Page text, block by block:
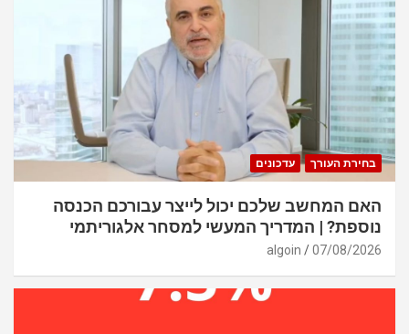
בחירת העורך עדכונים
האם המחשב שלכם יכול לייצר עבורכם הכנסה
נוספת? | המדריך המעשי למסחר אלגוריתמי
07/08/2026
algoin